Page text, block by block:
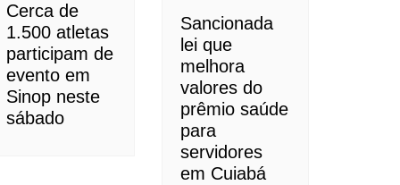
Cerca de
1.500 atletas
participam de
evento em
Sinop neste
sábado
Sancionada
lei que
melhora
valores do
prêmio saúde
para
servidores
em Cuiabá